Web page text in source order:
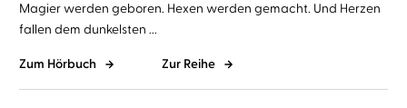
Magier werden geboren. Hexen werden gemacht. Und Herzen
fallen dem dunkelsten ...
Zum Hörbuch Zur Reihe